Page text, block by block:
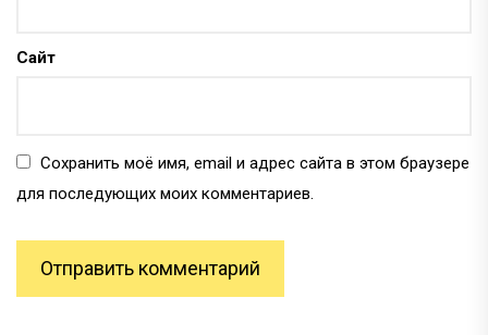
Сайт
Сохранить моё имя, email и адрес сайта в этом браузере
для последующих моих комментариев.